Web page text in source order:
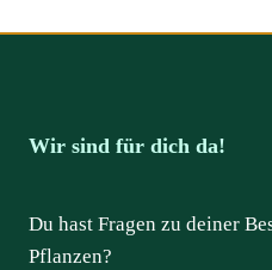
Wir sind für dich da!
Du hast Fragen zu deiner
Pflanzen?